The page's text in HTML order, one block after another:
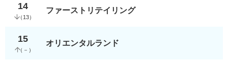
14
（ 13）
ファーストリテイリング
15
（ － ）
オリエンタルランド